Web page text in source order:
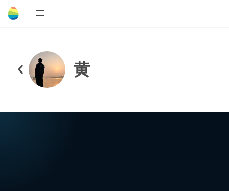
ㅤㅤㅤㅤㅤ黄